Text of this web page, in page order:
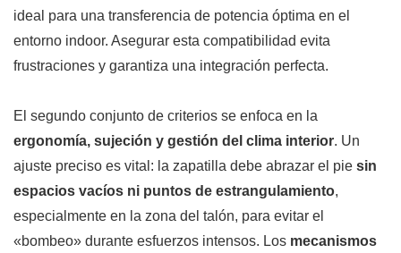
ideal para una transferencia de potencia óptima en el
entorno indoor. Asegurar esta compatibilidad evita
frustraciones y garantiza una integración perfecta.
El segundo conjunto de criterios se enfoca en la
ergonomía, sujeción y gestión del clima interior. Un
ajuste preciso es vital: la zapatilla debe abrazar el pie sin
espacios vacíos ni puntos de estrangulamiento,
especialmente en la zona del talón, para evitar el
«bombeo» durante esfuerzos intensos. Los mecanismos